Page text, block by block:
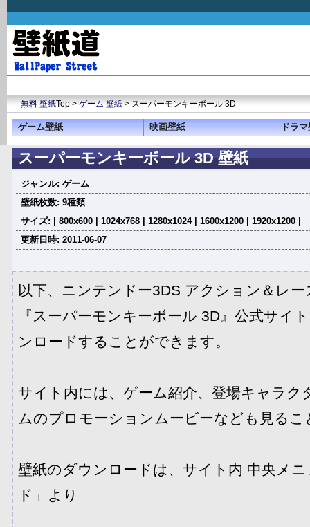
無料 壁紙Top >ゲーム 壁紙> スーパーモンキーボール 3D
ゲーム壁紙 映画壁紙 ドラ
スーパーモンキーボール 3D 壁紙
ジャンル: ゲーム
壁紙枚数: 9種類
サイズ: | 800x600 | 1024x768 | 1280x1024 | 1600x1200 | 1920x1200 |
更新日時: 2011-06-07
以下、ニンテンドー3DS アクション＆レ
『スーパーモンキーボール 3D』公式サイ
ンロードすることができます。
サイト内には、ゲーム紹介、登場キャラク
ムのプロモーションムービーなども見る
壁紙のダウンロードは、サイト内 中央メ
ド」より